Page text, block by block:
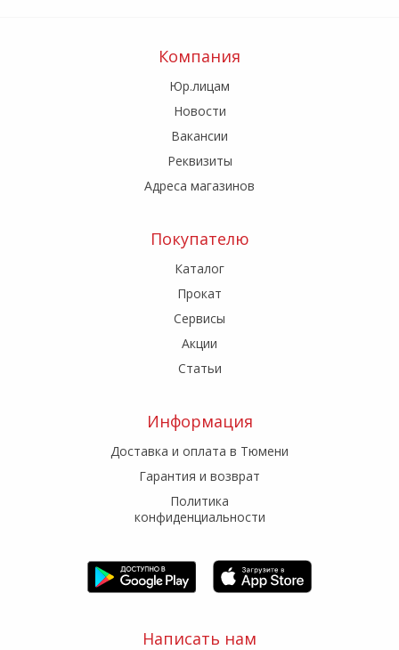
Компания
Юр.лицам
Новости
Вакансии
Реквизиты
Адреса магазинов
Покупателю
Каталог
Прокат
Сервисы
Акции
Статьи
Информация
Доставка и оплата в Тюмени
Гарантия и возврат
Политика
конфиденциальности
Написать нам